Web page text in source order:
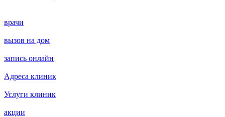
врачи
вызов на дом
запись онлайн
Адреса клиник
Услуги клиник
акции